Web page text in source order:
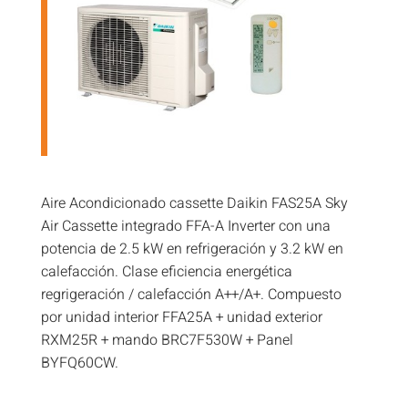
Aire Acondicionado cassette Daikin FAS25A Sky
Air Cassette integrado FFA-A Inverter con una
potencia de 2.5 kW en refrigeración y 3.2 kW en
calefacción. Clase eficiencia energética
regrigeración / calefacción A++/A+. Compuesto
por unidad interior FFA25A + unidad exterior
RXM25R + mando BRC7F530W + Panel
BYFQ60CW.